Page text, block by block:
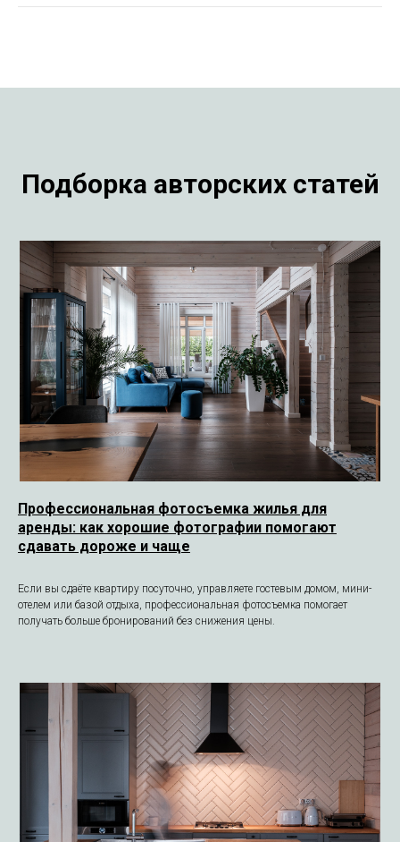
Подборка авторских статей
Профессиональная фотосъемка жилья для
аренды: как хорошие фотографии помогают
сдавать дороже и чаще
Если вы сдаёте квартиру посуточно, управляете гостевым домом, мини-
отелем или базой отдыха, профессиональная фотосъемка помогает
получать больше бронирований без снижения цены.